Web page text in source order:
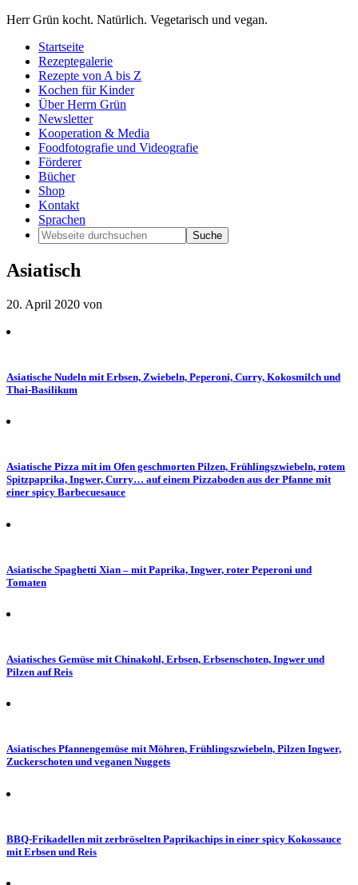
Herr Grün kocht. Natürlich. Vegetarisch und vegan.
Startseite
Rezeptegalerie
Rezepte von A bis Z
Kochen für Kinder
Über Herrn Grün
Newsletter
Kooperation & Media
Foodfotografie und Videografie
Förderer
Bücher
Shop
Kontakt
Sprachen
Asiatisch
20. April 2020 von
Asiatische Nudeln mit Erbsen, Zwiebeln, Peperoni, Curry, Kokosmilch und
Thai-Basilikum
Asiatische Pizza mit im Ofen geschmorten Pilzen, Frühlingszwiebeln, rotem
Spitzpaprika, Ingwer, Curry… auf einem Pizzaboden aus der Pfanne mit
einer spicy Barbecuesauce
Asiatische Spaghetti Xian – mit Paprika, Ingwer, roter Peperoni und
Tomaten
Asiatisches Gemüse mit Chinakohl, Erbsen, Erbsenschoten, Ingwer und
Pilzen auf Reis
Asiatisches Pfannengemüse mit Möhren, Frühlingszwiebeln, Pilzen Ingwer,
Zuckerschoten und veganen Nuggets
BBQ-Frikadellen mit zerbröselten Paprikachips in einer spicy Kokossauce
mit Erbsen und Reis